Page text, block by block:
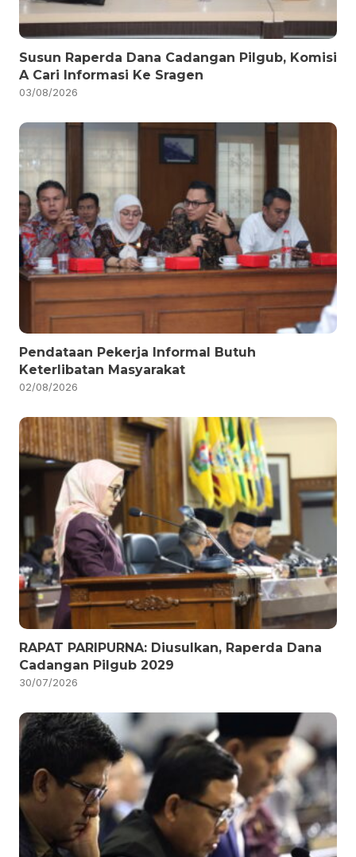
Susun Raperda Dana Cadangan Pilgub, Komisi
A Cari Informasi Ke Sragen
03/08/2026
Pendataan Pekerja Informal Butuh
Keterlibatan Masyarakat
02/08/2026
RAPAT PARIPURNA: Diusulkan, Raperda Dana
Cadangan Pilgub 2029
30/07/2026